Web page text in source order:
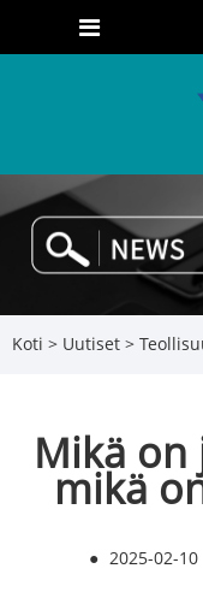
Koti > Uutiset >
Mikä on
mikä
● 2025-02-10